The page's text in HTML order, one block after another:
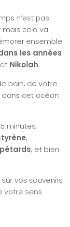
n’est pas
cela va
ensemble
les années
et Nikolah.
bain, de votre
cet océan
minutes,
,
, et bien
vos souvenirs
votre sens